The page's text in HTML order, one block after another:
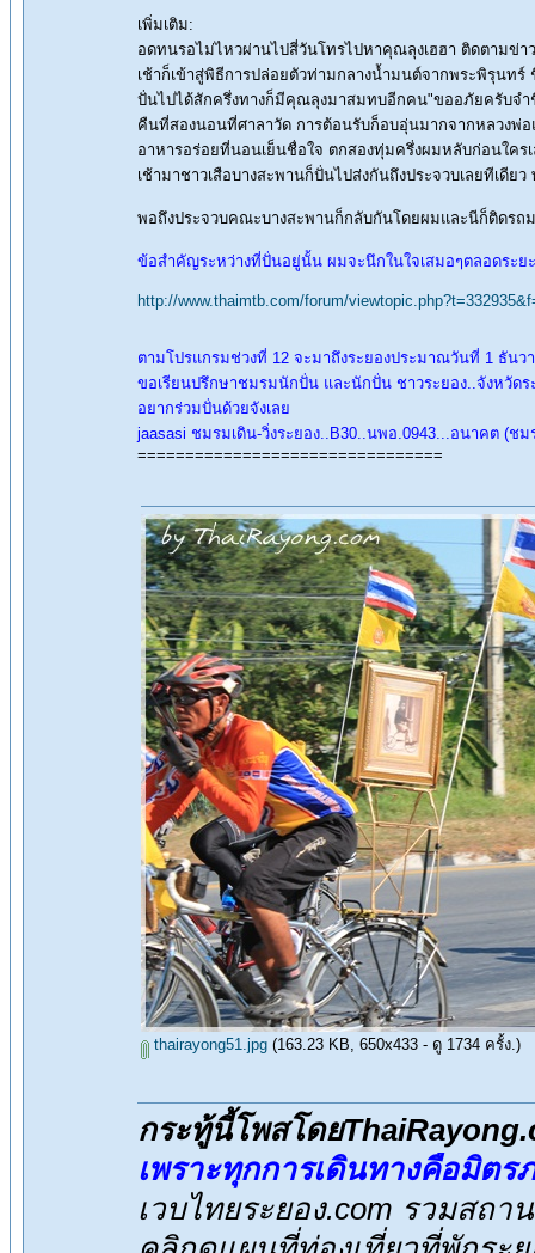
เพิ่มเติม:
อดทนรอไม่ไหวผ่านไปสี่วันโทรไปหาคุณลุงเฮฮา ติดตามข่
เช้าก็เข้าสู่พิธีการปล่อยตัวท่ามกลางน้ำมนต์จากพระพิรุนท
ปั่นไปได้สักครึ่งทางก็มีคุณลุงมาสมทบอีกคน"ขออภัยครับจำ
คืนที่สองนอนที่ศาลาวัด การต้อนรับก็อบอุ่นมากจากหลวงพ่อ
อาหารอร่อยที่นอนเย็นชื่อใจ ตกสองทุ่มครึ่งผมหลับก่อนใคร
เช้ามาชาวเสือบางสะพานก็ปั่นไปส่งกันถึงประจวบเลยทีเ
พอถึงประจวบคณะบางสะพานก็กลับกันโดยผมและนีก็ติดร
ข้อสำคัญระหว่างที่ปั่นอยู่นั้น ผมจะนึกในใจเสมอๆตลอดระย
http://www.thaimtb.com/forum/
ตามโปรแกรมช่วงที่ 12 จะมาถึงระยองประมาณวันที่ 1 ธันว
ขอเรียนปรึกษาชมรมนักปั่น และนักปั่น ชาวระยอง..จังหวัด
อยากร่วมปั่นด้วยจังเลย
jaasasi ชมรมเดิน-วิ่งระยอง..B30..นพอ.0943...อนาคต (ช
================================
thairayong51.jpg (163.23 KB, 650x433 - ดู 1734 ครั้ง.)
กระทู้นี้โพสโดย
เพราะทุกการเดินทางคือมิตร
เวบไทยระยอง.com รวมสถ